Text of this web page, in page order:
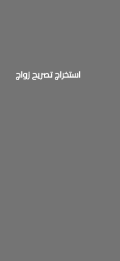
استخراج تصريح زواج